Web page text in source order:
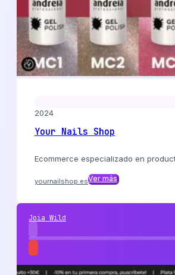
2024
Your Nails Shop
Ecommerce especializado en
yournailshop.esVer más
Joia Wild